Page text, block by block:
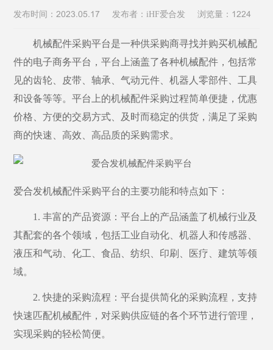
当前位置：首页 新闻资讯 行业新闻
发布时间：2023.05.17 发布者：iHF爱合发 浏览量： 1224
机械配件采购平台是一种供采购商寻找并购买机械配
件的电子商务平台，平台上涵盖了各种机械配件，包括常
见的齿轮、皮带、轴承、气动元件、机器人零部件、工具
和设备等等。平台上的机械配件采购过程简单便捷，优惠
价格、方便的交易方式、及时而稳定的供货，满足了采购
商的快速、高效、高品质的采购需求。
爱合发机械配件采购平台的主要功能和特点如下：
1. 丰富的产品资源：平台上的产品涵盖了机械行业及
其配套的各个领域，包括工业自动化、机器人和传感器、
液压和气动、化工、食品、纺织、印刷、医疗、建筑等领
域。
2. 快捷的采购流程：平台提供简化的采购流程，支持
快速匹配机械配件，对采购供应链的各个环节进行管理，
实现采购的轻松简便。